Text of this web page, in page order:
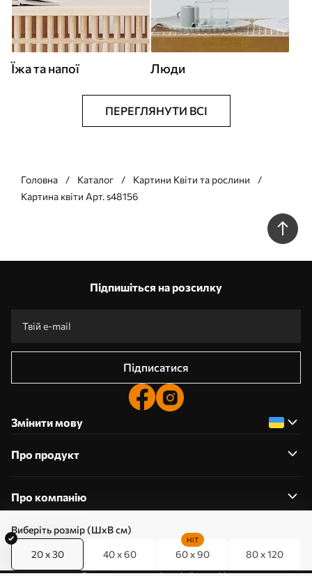
Виберіть розмір (ШхВ см)
20 x 30 40 x 60 60 x 90
HIT
80 x 120
Їжа та напої Люди
ПЕРЕГЛЯНУТИ ВСІ
Головна Каталог
Картини Квіти та рослини
Картина квіти Арт. s48156
Підпишіться на розсилку
Підписатися
Змінити мову
Про продукт
Про компанію
0800357223